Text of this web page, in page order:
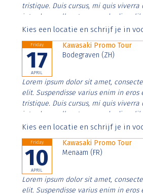
tristique. Duis cursus, mi quis viverra
interdum nulla, ut commodo diam
Aenean faucibus nibh et justo
Kies een locatie en schrijf je in
Friday
17
APRIL
Kawasaki Promo Tour
Bodegraven (ZH)
Lorem ipsum dolor sit amet,
elit. Suspendisse varius enim in eros
tristique. Duis cursus, mi quis viverra
interdum nulla, ut commodo diam
Aenean faucibus nibh et justo
Kies een locatie en schrijf je in
Friday
10
APRIL
Kawasaki Promo Tour
Menaam (FR)
Lorem ipsum dolor sit amet,
elit. Suspendisse varius enim in eros